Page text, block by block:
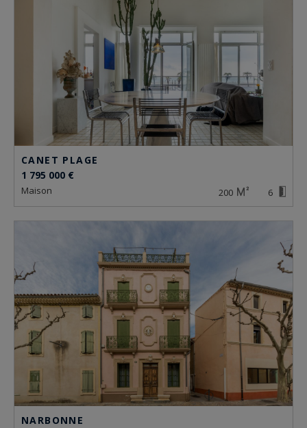
CANET PLAGE
1 795 000 €
maison 200 6
NARBONNE